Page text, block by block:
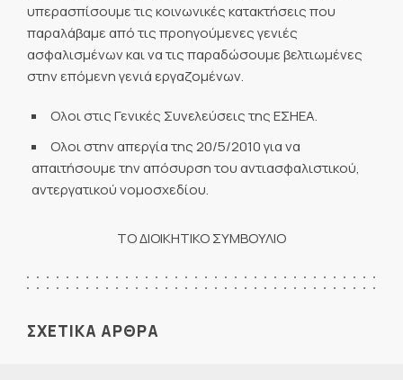
υπερασπίσουμε τις κοινωνικές κατακτήσεις που
παραλάβαμε από τις προηγούμενες γενιές
ασφαλισμένων και να τις παραδώσουμε βελτιωμένες
στην επόμενη γενιά εργαζομένων.
Ολοι στις Γενικές Συνελεύσεις της ΕΣΗΕΑ.
Ολοι στην απεργία της 20/5/2010 για να
απαιτήσουμε την απόσυρση του αντιασφαλιστικού,
αντεργατικού νομοσχεδίου.
ΤΟ ΔΙΟΙΚΗΤΙΚΟ ΣΥΜΒΟΥΛΙΟ
ΣΧΕΤΙΚΑ ΑΡΘΡΑ